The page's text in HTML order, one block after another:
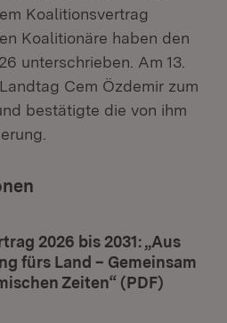
Koalitionsvertrag
Koalitionäre haben den
unterschrieben. Am 13.
Cem Özdemir zum
bestätigte die von ihm
2026 bis 2031: „Aus
fürs Land – Gemeinsam
Zeiten“ (PDF)